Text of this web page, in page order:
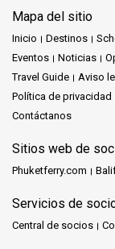
Mapa del sitio
Inicio Destinos
Eventos
Noticias
Travel Guide
Aviso
Política de privacidad
Contáctanos
Sitios web de
Phuketferry.com
Servicios de
Central de socios